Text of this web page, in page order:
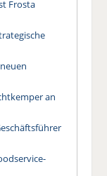
Frosta
an